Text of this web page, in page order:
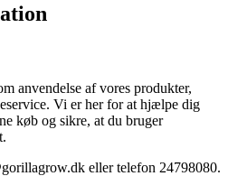
anvendelse af vores produkter,
Vi er her for at hjælpe dig
køb og sikre, at du bruger
eller telefon 24798080.